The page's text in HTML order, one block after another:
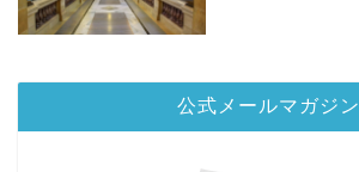
公式メールマガジン